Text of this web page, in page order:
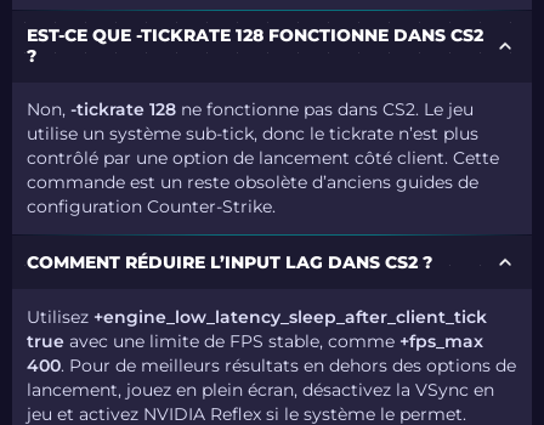
EST-CE QUE -TICKRATE 128 FONCTIONNE DANS CS2
?
Non, -tickrate 128 ne fonctionne pas dans CS2. Le jeu
utilise un système sub-tick, donc le tickrate n’est plus
contrôlé par une option de lancement côté client. Cette
commande est un reste obsolète d’anciens guides de
configuration Counter-Strike.
COMMENT RÉDUIRE L’INPUT LAG DANS CS2 ?
Utilisez +engine_low_latency_sleep_after_client_tick
true avec une limite de FPS stable, comme +fps_max
400. Pour de meilleurs résultats en dehors des options de
lancement, jouez en plein écran, désactivez la VSync en
jeu et activez NVIDIA Reflex si le système le permet.